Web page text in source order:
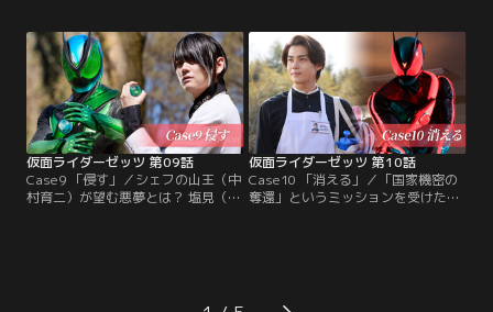
奈）はある“残酷な真実”を明らかに
する。すべてを知った莫は夢の監獄
で改めてミッションに挑む。しか
し、そんな莫の前に再びノクスが立
ちはだかり…！脚本：高橋悠也 監
督：山口恭平
二）の料理でシェフの塩見（前野朋
哉）が倒れ、現実でも原因不明の食
中毒というブラックケースが発生し
てしまう。果たしてナイトメアの正
体は…！？脚本：高橋悠也 監督：上
堀内佳寿也
仮面ライダーゼッツ 第09話
Case9 「侵す」／シェフの山王（中
村育二）が望む悪夢とは？ 塩見（前
身。ポイズンナイトメアと激突す
仮面ライダーゼッツ 第10話
Case10 「消える」／「国家機密の
奪還」というミッションを受けた莫
う莫だったが、ノクス（古川雄輝）